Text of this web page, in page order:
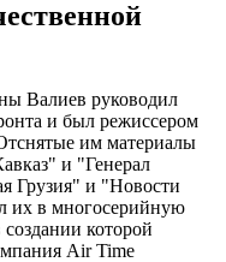
Валиев руководил
и был режиссером
им материалы
и "Генерал
Грузия" и "Новости
их в многосерийную
которой
Air Time